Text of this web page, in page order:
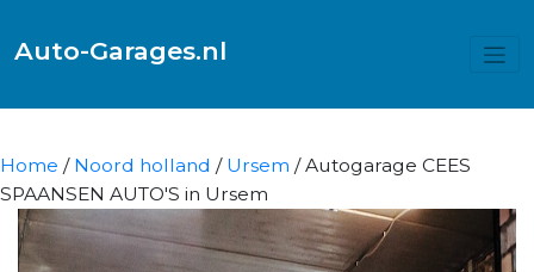
Auto-Garages.nl
Home / Noord holland / Ursem / Autogarage CEES
SPAANSEN AUTO'S in Ursem